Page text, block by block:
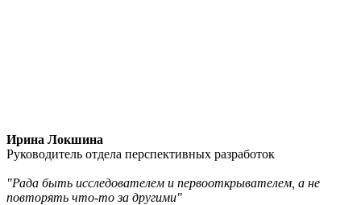
Ирина Локшина
Руководитель отдела перспективных разработок
"Рада быть исследователем и первооткрывателем, а не
повторять что-то за другими"